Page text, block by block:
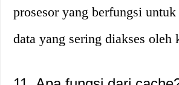
prosesor yang berfungsi
data yang sering diakses oleh